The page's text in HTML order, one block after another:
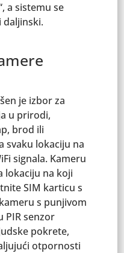
a sistemu se
je izbor za
u prirodi,
brod ili
svaku lokaciju na
signala. Kameru
lokaciju na koji
SIM karticu s
s punjivom
PIR senzor
pokrete,
otpornosti